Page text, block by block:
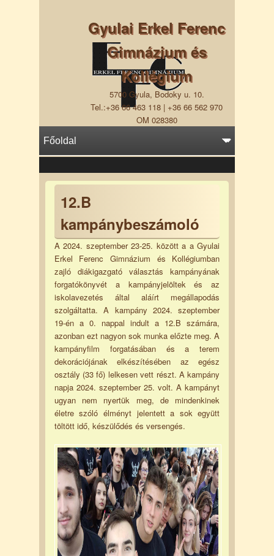
Gyulai Erkel Ferenc
Gimnázium és
Kollégium
5700 Gyula, Bodoky u. 10.
Tel.:+36 66 463 118 | +36 66 562 970
OM 028380
12.B
kampánybeszámoló
A 2024. szeptember 23-25. között a a Gyulai
Erkel Ferenc Gimnázium és Kollégiumban
zajló diákigazgató választás kampányának
forgatókönyvét a kampányjelöltek és az
iskolavezetés által aláírt megállapodás
szolgáltatta. A kampány 2024. szeptember
19-én a 0. nappal indult a 12.B számára,
azonban ezt nagyon sok munka előzte meg. A
kampányfilm forgatásában és a terem
dekorációjának elkészítésében az egész
osztály (33 fő) lelkesen vett részt. A kampány
napja 2024. szeptember 25. volt. A kampányt
ugyan nem nyertük meg, de mindenkinek
életre szóló élményt jelentett a sok együtt
töltött idő, készülődés és versengés.